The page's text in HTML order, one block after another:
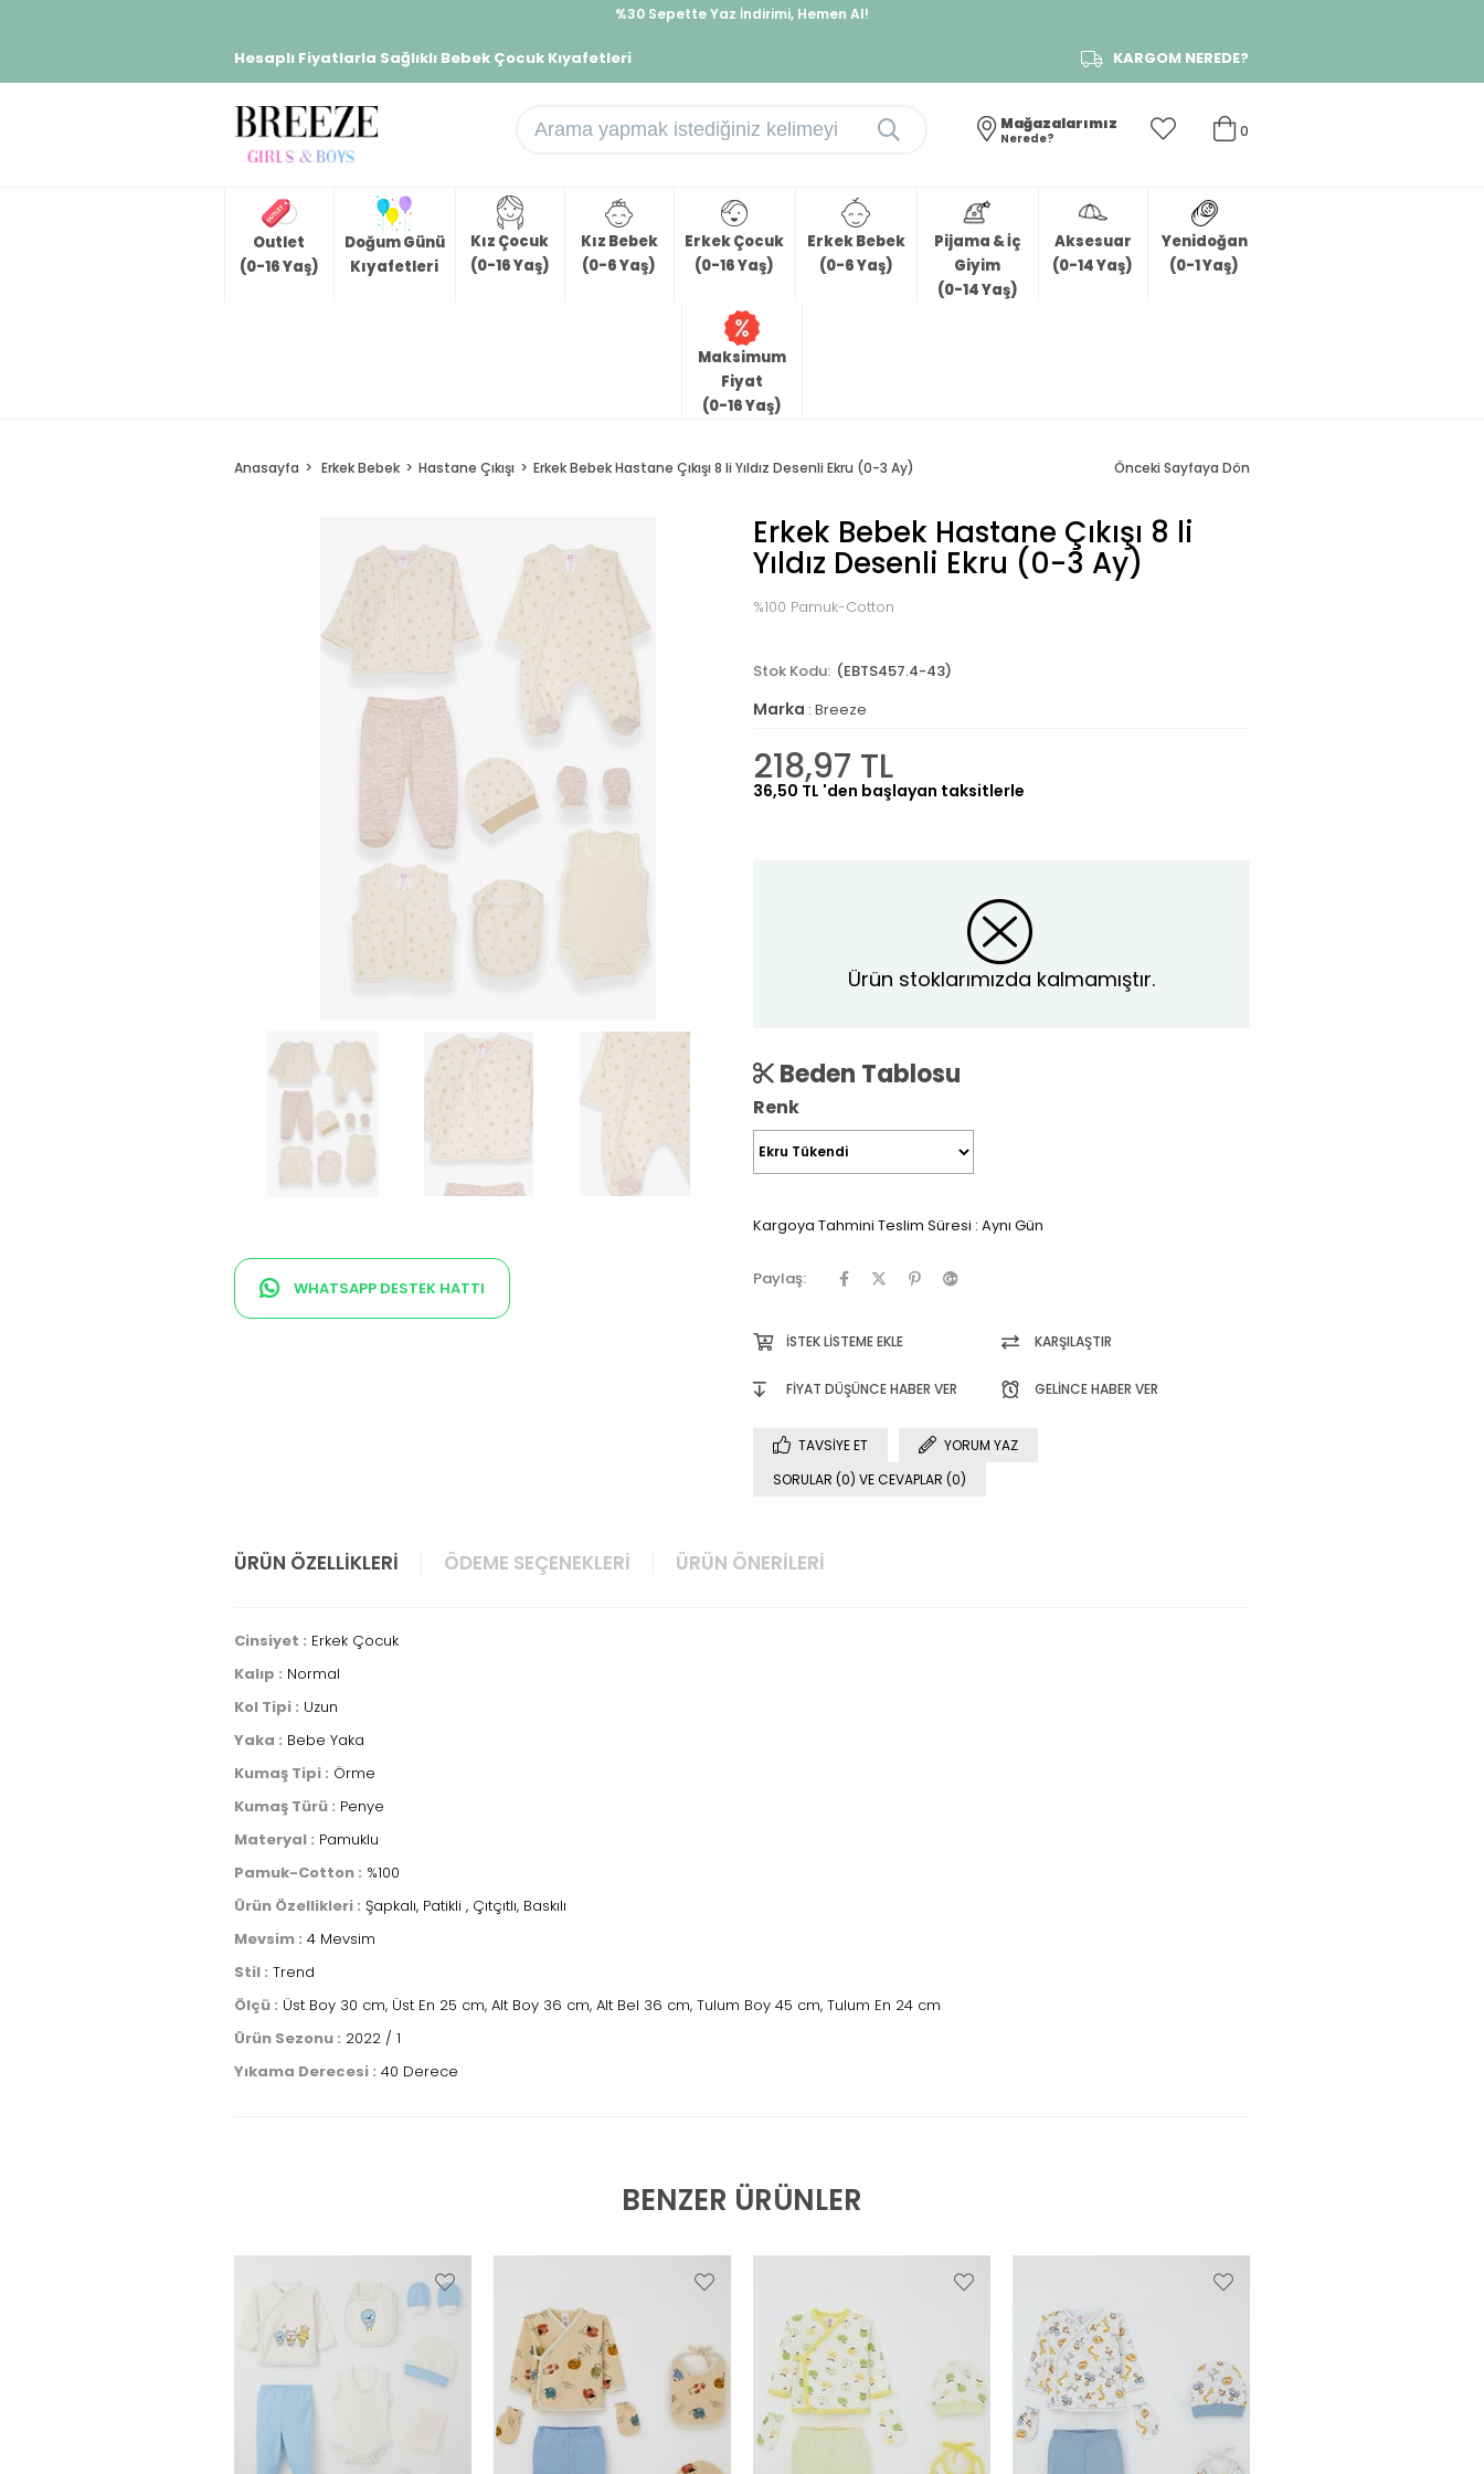
%30 Sepette Yaz İndirimi, Hemen Al!
Hesaplı Fiyatlarla Sağlıklı Bebek Çocuk Kıyafetleri KARGOM NEREDE?
0
Mağazalarımız
Nerede?
Outlet
(0-16 Yaş)
Doğum Günü
Kıyafetleri
Kız Çocuk
(0-16 Yaş)
Kız Bebek
(0-6 Yaş)
Erkek Çocuk
(0-16 Yaş)
Erkek Bebek
(0-6 Yaş)
Pijama & İç
Giyim
(0-14 Yaş)
Aksesuar
(0-14 Yaş)
Yenidoğan
(0-1 Yaş)
Maksimum
Fiyat
(0-16 Yaş)
Anasayfa Erkek Bebek Hastane Çıkışı Erkek Bebek Hastane Çıkışı 8 li Yıldız Desenli Ekru (0-3 Ay) Önceki Sayfaya Dön
WHATSAPP DESTEK HATTI
Erkek Bebek Hastane Çıkışı 8 li
Yıldız Desenli Ekru (0-3 Ay)
%100 Pamuk-Cotton
(EBTS457.4-43)
Marka : Breeze
218,97 TL
36,50 TL 'den başlayan taksitlerle
Ürün stoklarımızda kalmamıştır.
Beden Tablosu
Renk
Kargoya Tahmini Teslim Süresi : Aynı Gün
Paylaş:
İSTEK LISTEME EKLE KARŞILAŞTIR
FIYAT DÜŞÜNCE HABER VER GELINCE HABER VER
TAVSIYE ET
YORUM YAZ
SORULAR (0) VE CEVAPLAR (0)
ÜRÜN ÖZELLIKLERI ÖDEME SEÇENEKLERI ÜRÜN ÖNERILERI
Cinsiyet : Erkek Çocuk
Kalıp : Normal
Kol Tipi : Uzun
Yaka : Bebe Yaka
Kumaş Tipi : Örme
Kumaş Türü : Penye
Materyal : Pamuklu
Pamuk-Cotton : %100
Ürün Özellikleri : Şapkalı, Patikli , Çıtçıtlı, Baskılı
Mevsim : 4 Mevsim
Stil : Trend
Ölçü : Üst Boy 30 cm, Üst En 25 cm, Alt Boy 36 cm, Alt Bel 36 cm, Tulum Boy 45 cm, Tulum En 24 cm
Ürün Sezonu : 2022 / 1
Yıkama Derecesi : 40 Derece
BENZER ÜRÜNLER